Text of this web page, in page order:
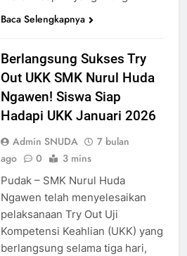
Baca Selengkapnya
Berlangsung Sukses Try
Out UKK SMK Nurul Huda
Ngawen! Siswa Siap
Hadapi UKK Januari 2026
Admin SNUDA
7 bulan
ago
0 3 mins
Pudak – SMK Nurul Huda
Ngawen telah menyelesaikan
pelaksanaan Try Out Uji
Kompetensi Keahlian (UKK) yang
berlangsung selama tiga hari,